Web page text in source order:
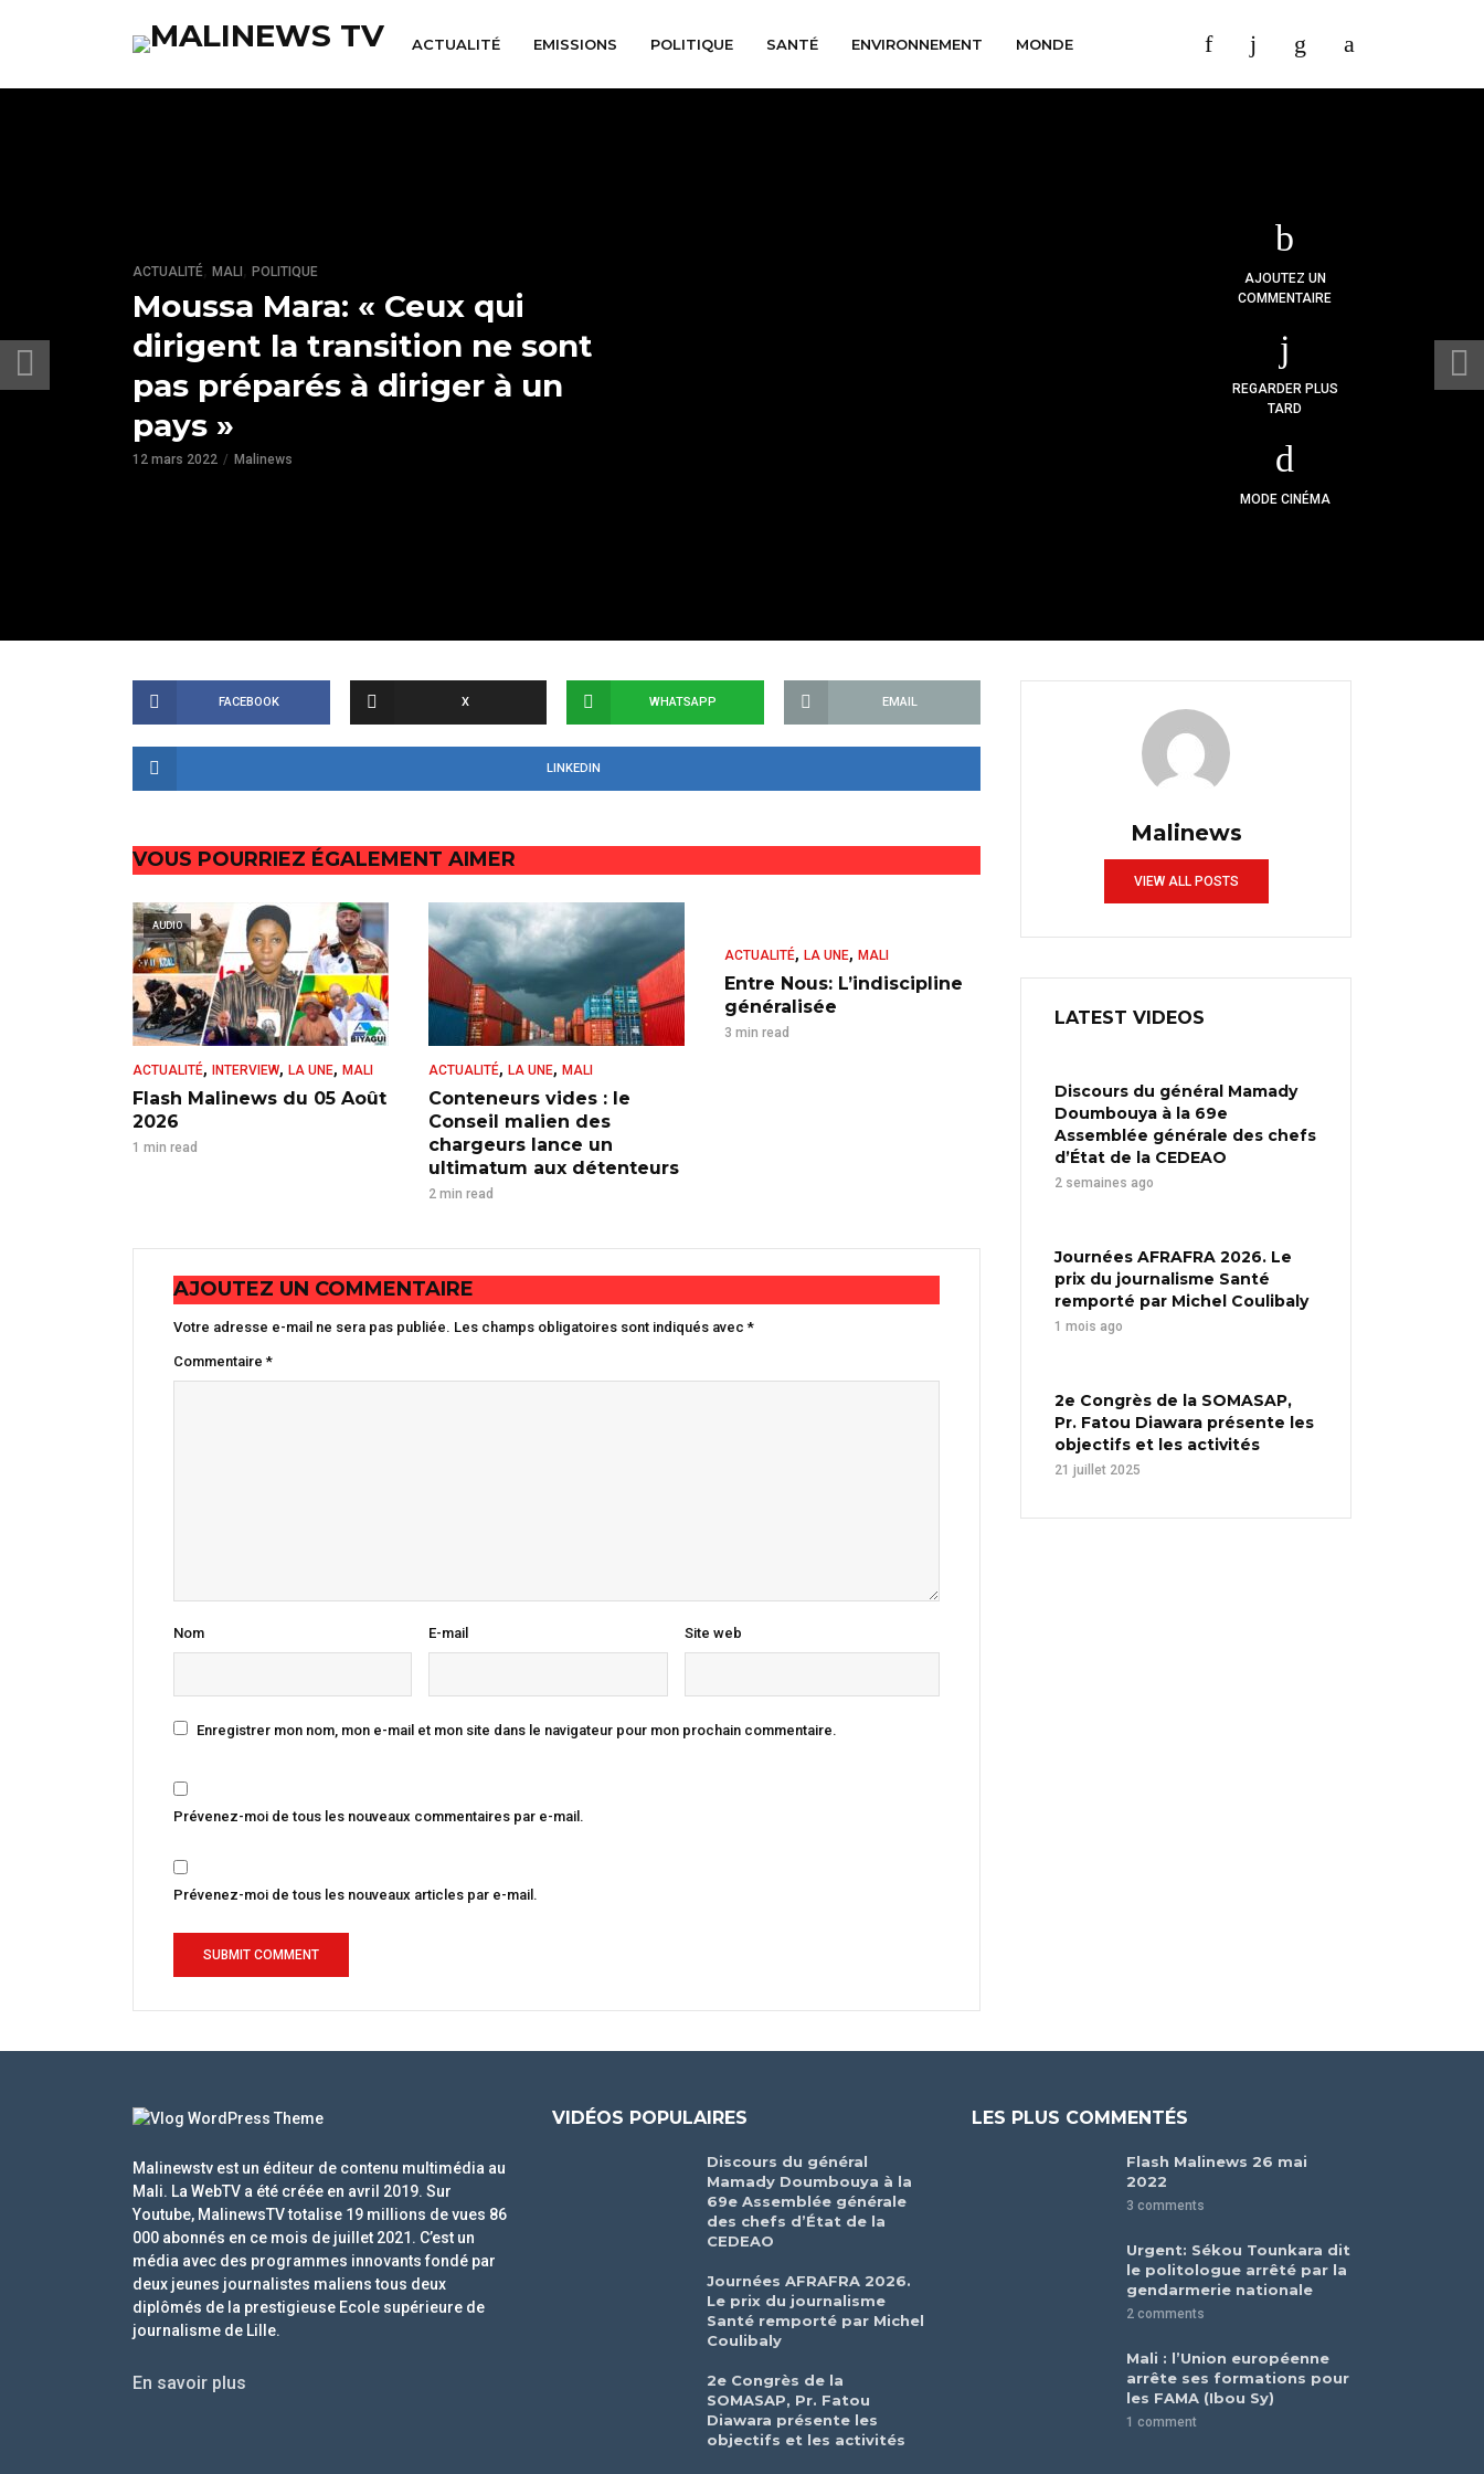
ACTUALITÉ EMISSIONS POLITIQUE SANTÉ ENVIRONNEMENT MONDE
ACTUALITÉ MALI POLITIQUE
Moussa Mara: « Ceux qui
dirigent la transition ne sont
pas préparés à diriger à un
pays »
12 mars 2022 Malinews
AJOUTEZ UN
COMMENTAIRE
REGARDER PLUS
TARD
MODE CINÉMA
FACEBOOK X WHATSAPP EMAIL
LINKEDIN
VOUS POURRIEZ ÉGALEMENT AIMER
AUDIO
ACTUALITÉ, INTERVIEW, LA UNE, MALI
Flash Malinews du 05 Août
2026
1 min read
ACTUALITÉ, LA UNE, MALI
Conteneurs vides : le
Conseil malien des
chargeurs lance un
ultimatum aux détenteurs
2 min read
ACTUALITÉ, LA UNE, MALI
Entre Nous: L’indiscipline
généralisée
3 min read
AJOUTEZ UN COMMENTAIRE
Votre adresse e-mail ne sera pas publiée. Les champs obligatoires sont indiqués avec *
Commentaire *
Nom E-mail Site web
Enregistrer mon nom, mon e-mail et mon site dans le navigateur pour mon prochain commentaire.
Prévenez-moi de tous les nouveaux commentaires par e-mail.
Prévenez-moi de tous les nouveaux articles par e-mail.
Malinews
VIEW ALL POSTS
LATEST VIDEOS
Discours du général Mamady
Doumbouya à la 69e
Assemblée générale des chefs
d’État de la CEDEAO
2 semaines ago
Journées AFRAFRA 2026. Le
prix du journalisme Santé
remporté par Michel Coulibaly
1 mois ago
2e Congrès de la SOMASAP,
Pr. Fatou Diawara présente les
objectifs et les activités
21 juillet 2025
Malinewstv est un éditeur de contenu multimédia au
Mali. La WebTV a été créée en avril 2019. Sur
Youtube, MalinewsTV totalise 19 millions de vues 86
000 abonnés en ce mois de juillet 2021. C’est un
média avec des programmes innovants fondé par
deux jeunes journalistes maliens tous deux
diplômés de la prestigieuse Ecole supérieure de
journalisme de Lille.
En savoir plus
VIDÉOS POPULAIRES
Discours du général
Mamady Doumbouya à la
69e Assemblée générale
des chefs d’État de la
CEDEAO
Journées AFRAFRA 2026.
Le prix du journalisme
Santé remporté par Michel
Coulibaly
2e Congrès de la
SOMASAP, Pr. Fatou
Diawara présente les
objectifs et les activités
LES PLUS COMMENTÉS
Flash Malinews 26 mai
2022
3 comments
Urgent: Sékou Tounkara dit
le politologue arrêté par la
gendarmerie nationale
2 comments
Mali : l’Union européenne
arrête ses formations pour
les FAMA (Ibou Sy)
1 comment